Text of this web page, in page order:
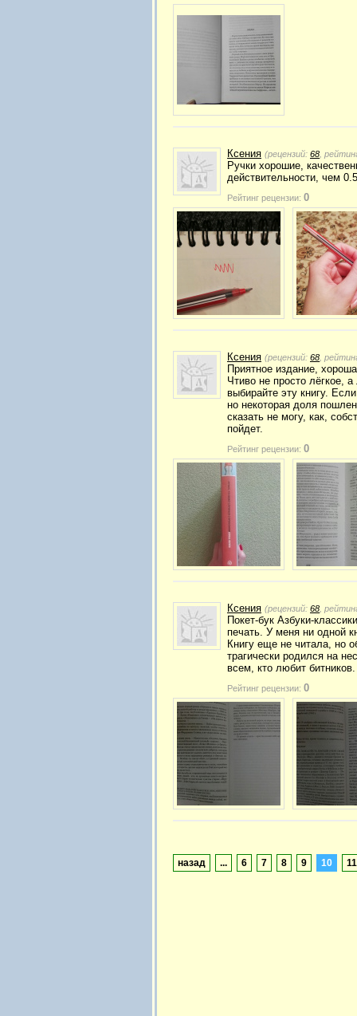
Ксения (рецензий: 68 ,
Ручки хорошие,
действительности, чем
Рейтинг рецензии: 0
Ксения (рецензий: 68 ,
Приятное издание,
Чтиво не просто лёгкое,
выбирайте эту книгу.
но некоторая доля
сказать не могу, как,
пойдет.
Рейтинг рецензии: 0
Ксения (рецензий: 68 ,
Покет-бук Азбуки-
печать. У меня ни одной
Книгу еще не читала, но
трагически родился на
всем, кто любит битников.
Рейтинг рецензии: 0
назад ... 6 7 8 9 10 11